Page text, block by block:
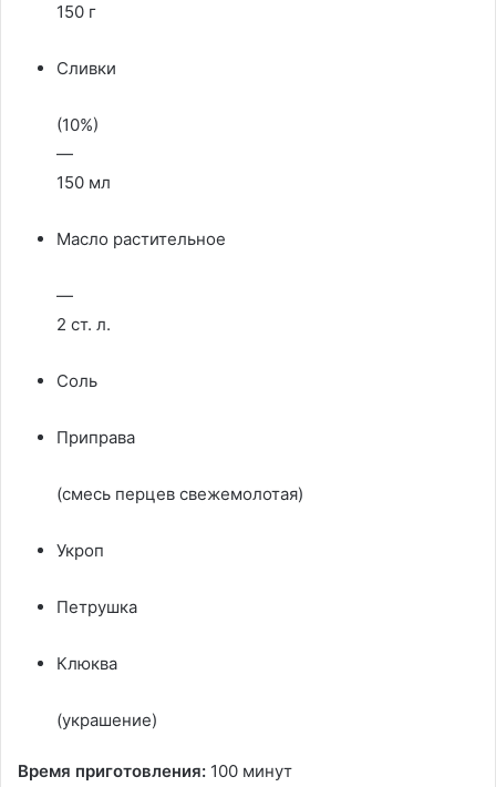
150 г
Сливки
(10%)
—
150 мл
Масло растительное
—
2 ст. л.
Соль
Приправа
(смесь перцев свежемолотая)
Укроп
Петрушка
Клюква
(украшение)
Время приготовления: 100 минут